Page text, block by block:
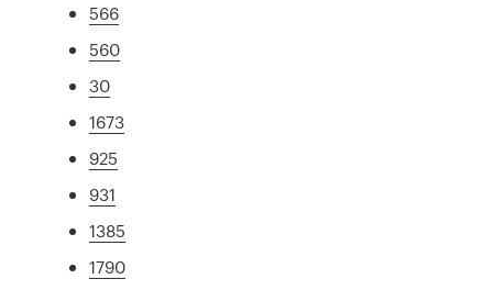
566
560
30
1673
925
931
1385
1790